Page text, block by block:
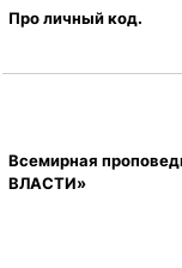
Про личный код.
Всемирная
ВЛАСТИ»